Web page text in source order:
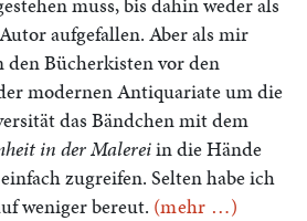
aufgefallen. Aber als mir
den Bücherkisten vor den
modernen Antiquariate um die
das Bändchen mit dem
in der Malereiin die Hände
zugreifen. Selten habe ich
weniger bereut. (mehr …)